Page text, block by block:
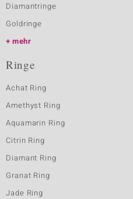
Diamantringe
Goldringe
mehr
Ringe
Achat Ring
Amethyst Ring
Aquamarin Ring
Citrin Ring
Diamant Ring
Granat Ring
Jade Ring